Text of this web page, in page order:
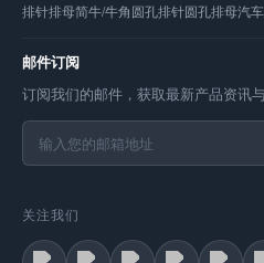
排针排母简牛/牛角圆孔排针圆孔排母汽
邮件订阅
订阅我们的邮件，获取最新产品资讯
关注我们